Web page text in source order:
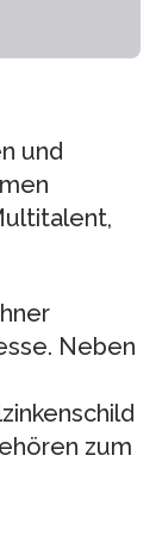
und
Neben
zum